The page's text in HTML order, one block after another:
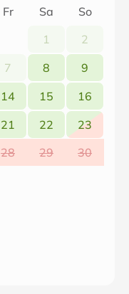
Fr Sa
So
1
2
7 8
9
14 15
16
21 22
23
28 29
30